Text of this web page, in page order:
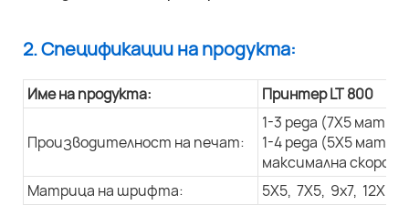
2. Спецификации на продукта:
Име на продукта: Принтер LT 800
Производителност на печат:
1-3 реда (7X5
1-4 реда (5X5
максимална
Матрица на шрифта:
5X5, 7X5, 9x7, 12X9,